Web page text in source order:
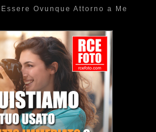
Ovunque Attorno a Me